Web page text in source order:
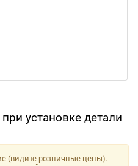
установке детали
(видите розничные цены).